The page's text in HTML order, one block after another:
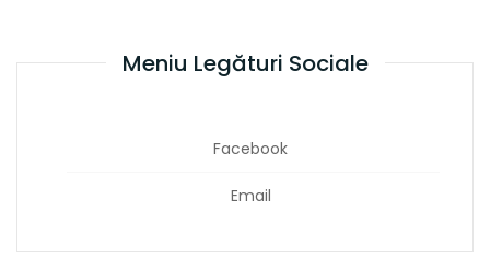
Meniu Legături Sociale
Facebook
Email